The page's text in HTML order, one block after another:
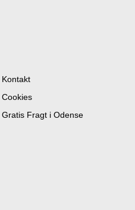
Kontakt
Cookies
Gratis Fragt i Odense